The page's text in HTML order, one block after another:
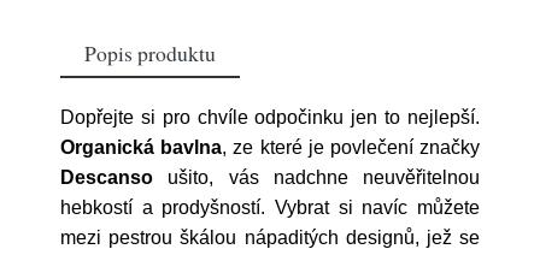
Popis produktu
Dopřejte si pro chvíle odpočinku jen to nejlepší.
Organická bavlna, ze které je povlečení značky
Descanso ušito, vás nadchne neuvěřitelnou
hebkostí a prodyšností. Vybrat si navíc můžete
mezi pestrou škálou nápaditých designů, jež se